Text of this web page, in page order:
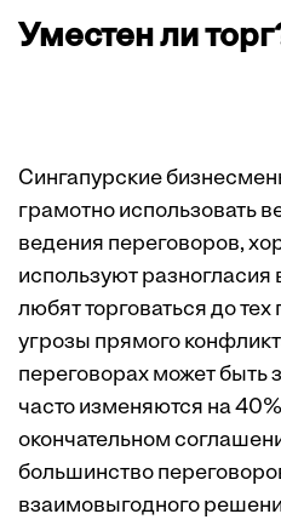
Уместен ли
Сингапурские
грамотно использовать
ведения переговоров,
используют разногласия
любят торговаться до тех
угрозы прямого
переговорах может быть
часто изменяются на
окончательном
большинство
взаимовыгодного